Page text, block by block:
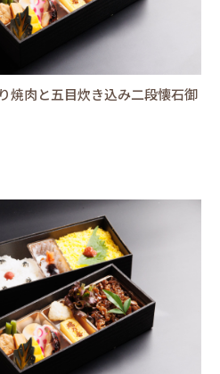
焼肉と五目炊き込み二段懐石御